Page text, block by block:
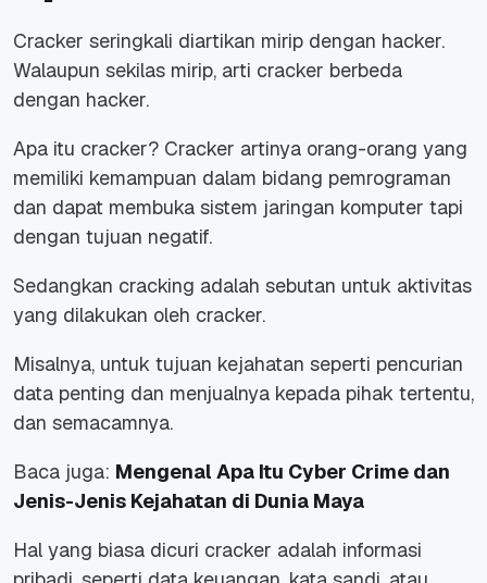
Cracker seringkali diartikan mirip dengan hacker.
Walaupun sekilas mirip, arti cracker berbeda
dengan hacker.
Apa itu cracker? Cracker artinya orang-orang yang
memiliki kemampuan dalam bidang pemrograman
dan dapat membuka sistem jaringan komputer tapi
dengan tujuan negatif.
Sedangkan cracking adalah sebutan untuk aktivitas
yang dilakukan oleh cracker.
Misalnya, untuk tujuan kejahatan seperti pencurian
data penting dan menjualnya kepada pihak tertentu,
dan semacamnya.
Baca juga: Mengenal Apa Itu Cyber Crime dan
Jenis-Jenis Kejahatan di Dunia Maya
Hal yang biasa dicuri cracker adalah informasi